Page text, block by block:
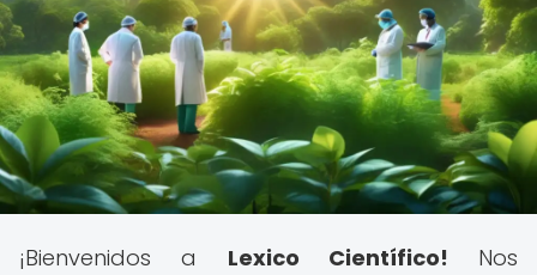
¡Bienvenidos a Lexico Científico! Nos